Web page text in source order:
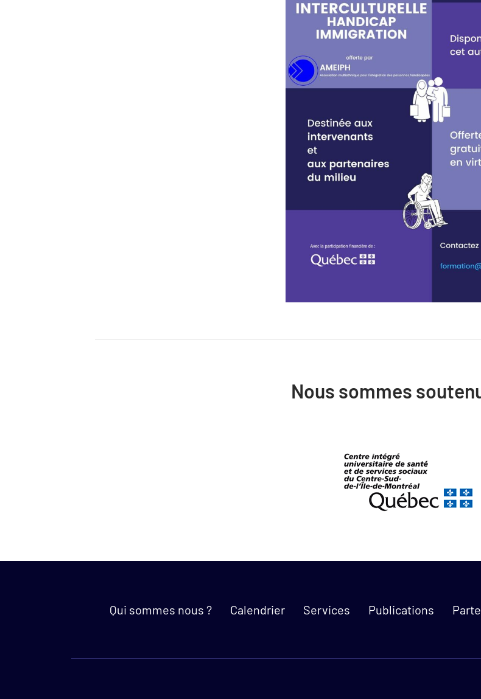
Nous sommes
Quick links:
Qui sommes nous ? Calendrier Services Publications